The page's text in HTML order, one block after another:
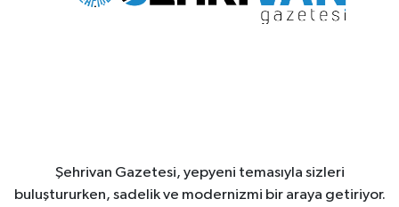
Şehrivan Gazetesi, yepyeni temasıyla sizleri
buluştururken, sadelik ve modernizmi bir araya getiriyor.